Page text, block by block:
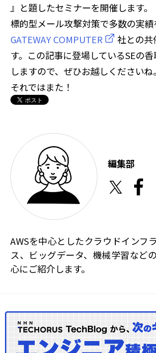
』と題したセミナーを開催します。
標的型メール攻撃対策で多数の実績
GATEWAY COMPUTER
社との共
す。この記事に登場しているSEの
しますので、ぜひお越しくださいね。
それではまた！
編集部
AWSを中心としたクラウドインフ
ス、ビッグデータ、機械学習など
心にご紹介します。